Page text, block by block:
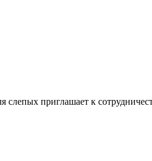
слепых приглашает к